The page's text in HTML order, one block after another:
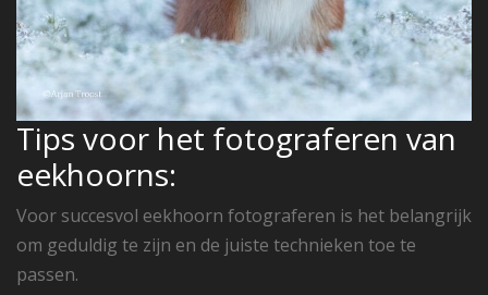
Tips voor het fotograferen van
eekhoorns:
Voor succesvol eekhoorn fotograferen is het belangrijk
om geduldig te zijn en de juiste technieken toe te
passen.